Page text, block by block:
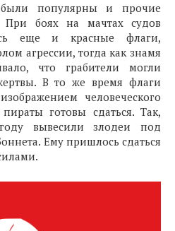
популярны и прочие
При боях на мачтах судов
еще и красные флаги,
агрессии, тогда как знамя
что грабители могли
В то же время флаги
человеческого
готовы сдаться. Так,
вывесили злодеи под
Ему пришлось сдаться